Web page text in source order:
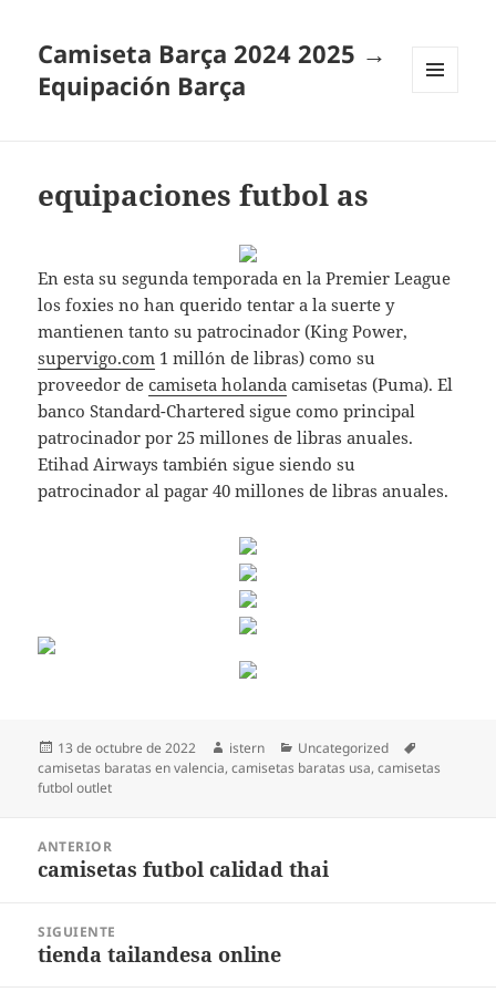
Camiseta Barça 2024 2025 →
Equipación Barça
equipaciones futbol as
En esta su segunda temporada en la Premier League
los foxies no han querido tentar a la suerte y
mantienen tanto su patrocinador (King Power,
supervigo.com 1 millón de libras) como su
proveedor decamiseta holanda camisetas (Puma). El
banco Standard-Chartered sigue como principal
patrocinador por 25 millones de libras anuales.
Etihad Airways también sigue siendo su
patrocinador al pagar 40 millones de libras anuales.
Publicado
el
13 de octubre de 2022 Autor
istern Categorías
Uncategorized
camisetas baratas en valencia,camisetas baratas usa,camisetas
futbol outlet
entradas
ANTERIOR
Entrada
camisetas futbol calidad thai
SIGUIENTE
Entrada
tienda tailandesa online